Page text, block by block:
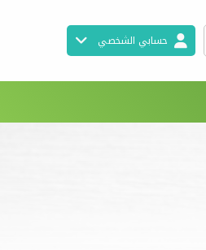
حسابي الشخصي